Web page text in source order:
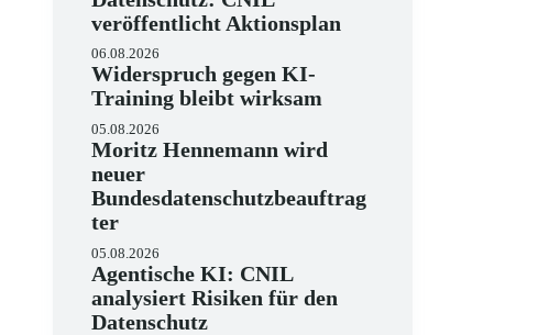
veröffentlicht Aktionsplan
06.08.2026
Widerspruch gegen KI-
Training bleibt wirksam
05.08.2026
Moritz Hennemann wird
neuer
Bundesdatenschutzbeauftrag
ter
05.08.2026
Agentische KI: CNIL
analysiert Risiken für den
Datenschutz